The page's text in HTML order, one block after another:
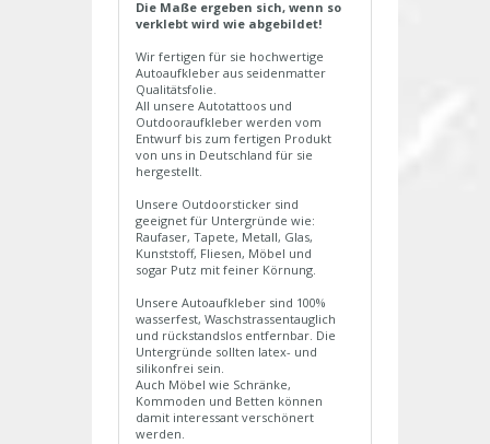
Die Maße ergeben sich, wenn so
verklebt wird wie abgebildet!
Wir fertigen für sie hochwertige
Autoaufkleber aus seidenmatter
Qualitätsfolie.
All unsere Autotattoos und
Outdooraufkleber werden vom
Entwurf bis zum fertigen Produkt
von uns in Deutschland für sie
hergestellt.
Unsere Outdoorsticker sind
geeignet für Untergründe wie:
Raufaser, Tapete, Metall, Glas,
Kunststoff, Fliesen, Möbel und
sogar Putz mit feiner Körnung.
Unsere Autoaufkleber sind 100%
wasserfest, Waschstrassentauglich
und rückstandslos entfernbar. Die
Untergründe sollten latex- und
silikonfrei sein.
Auch Möbel wie Schränke,
Kommoden und Betten können
damit interessant verschönert
werden.